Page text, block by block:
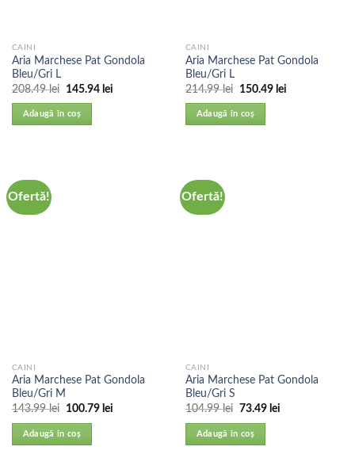
CAINI
Aria Marchese Pat Gondola
Bleu/Gri L
208.49lei 145.94 lei
Adaugă în coș
CAINI
Aria Marchese Pat Gondola
Bleu/Gri L
214.99lei 150.49 lei
Adaugă în coș
Ofertă!
CAINI
Aria Marchese Pat Gondola
Bleu/Gri M
143.99lei 100.79 lei
Adaugă în coș
Ofertă!
CAINI
Aria Marchese Pat Gondola
Bleu/Gri S
104.99lei 73.49 lei
Adaugă în coș